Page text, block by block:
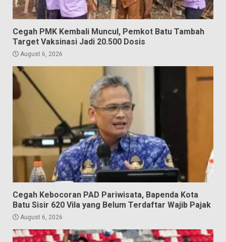
Cegah PMK Kembali Muncul, Pemkot Batu Tambah
Target Vaksinasi Jadi 20.500 Dosis
August 6, 2026
Cegah Kebocoran PAD Pariwisata, Bapenda Kota
Batu Sisir 620 Vila yang Belum Terdaftar Wajib Pajak
August 6, 2026